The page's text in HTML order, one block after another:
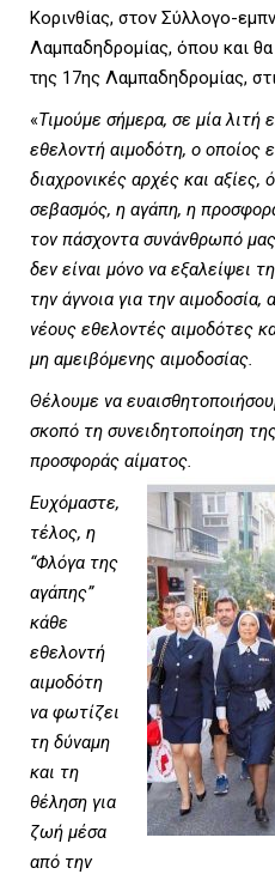
Κορινθίας, στον Σύλλογο-
Λαμπαδηδρομίας, όπου και θα
της 17ης Λαμπαδηδρομίας,
«Τιμούμε σήμερα, σε μία
εθελοντή αιμοδότη, ο οποίος
διαχρονικές αρχές και
σεβασμός, η αγάπη, η
τον πάσχοντα συνάνθρωπό
δεν είναι μόνο να εξαλείψει
την άγνοια για την
νέους εθελοντές αιμοδότες
μη αμειβόμενης αιμοδοσίας.
Θέλουμε να
σκοπό τη συνειδητοποίηση
προσφοράς αίματος.
Ευχόμαστε,
τέλος, η
“Φλόγα της
αγάπης”
κάθε
εθελοντή
αιμοδότη
να φωτίζει
τη δύναμη
και τη
θέληση για
ζωή μέσα
από την